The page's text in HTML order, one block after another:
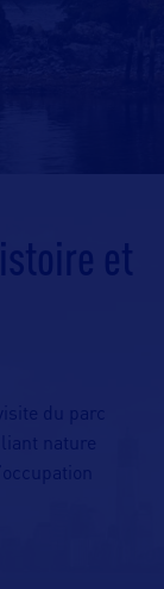
et
du parc
nature